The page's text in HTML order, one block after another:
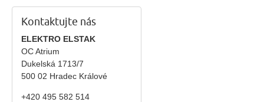
Kontaktujte nás
ELEKTRO ELSTAK
OC Atrium
Dukelská 1713/7
500 02 Hradec Králové
+420 495 582 514